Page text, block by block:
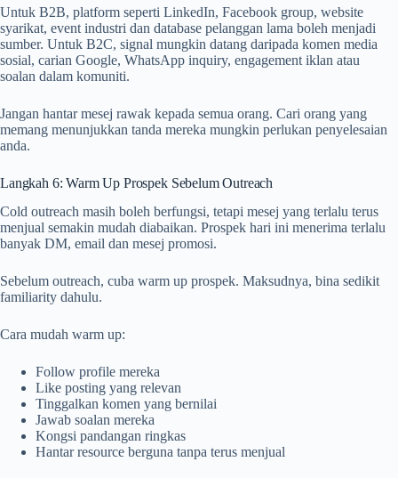
Untuk B2B, platform seperti LinkedIn, Facebook group, website
syarikat, event industri dan database pelanggan lama boleh menjadi
sumber. Untuk B2C, signal mungkin datang daripada komen media
sosial, carian Google, WhatsApp inquiry, engagement iklan atau
soalan dalam komuniti.
Jangan hantar mesej rawak kepada semua orang. Cari orang yang
memang menunjukkan tanda mereka mungkin perlukan penyelesaian
anda.
Langkah 6: Warm Up Prospek Sebelum Outreach
Cold outreach masih boleh berfungsi, tetapi mesej yang terlalu terus
menjual semakin mudah diabaikan. Prospek hari ini menerima terlalu
banyak DM, email dan mesej promosi.
Sebelum outreach, cuba warm up prospek. Maksudnya, bina sedikit
familiarity dahulu.
Cara mudah warm up:
Follow profile mereka
Like posting yang relevan
Tinggalkan komen yang bernilai
Jawab soalan mereka
Kongsi pandangan ringkas
Hantar resource berguna tanpa terus menjual